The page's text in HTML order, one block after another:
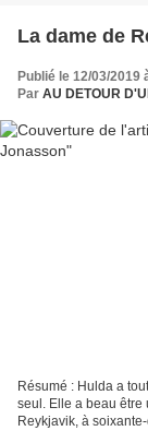
La dame de
Publié le 12/03/2019
Par AU DETOUR
Résumé : Hulda a
seul. Elle a beau être
Reykjavik, à